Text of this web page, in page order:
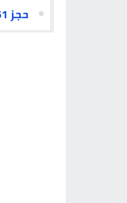
حجز 61 كيلوغراما من مخدر الكوكايين وتوقيف شخصين بمعبر الكركارات الحدودي